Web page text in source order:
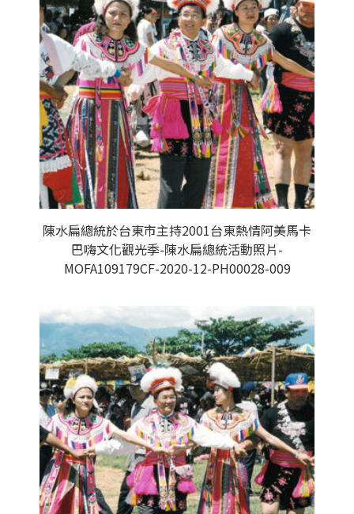
陳水扁總統於台東市主持2001台東熱情阿美馬卡
巴嗨文化觀光季-陳水扁總統活動照片-
MOFA109179CF-2020-12-PH00028-009